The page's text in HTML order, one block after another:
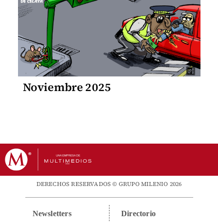
Noviembre 2025
DERECHOS RESERVADOS © GRUPO MILENIO 2026
Newsletters Directorio